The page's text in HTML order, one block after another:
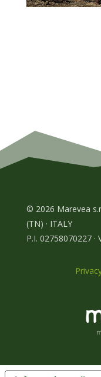
© 2026 Marevea
(TN) · ITALY
P.I. 02758070227